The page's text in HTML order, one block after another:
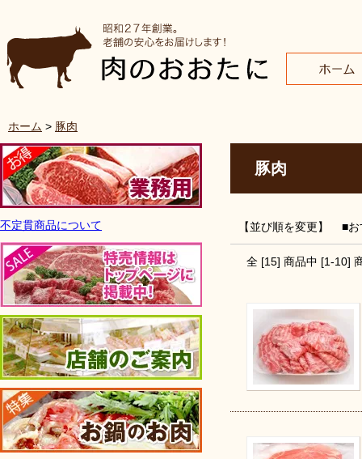
ホーム > 豚肉
豚肉
【並び順を変更】 ■お
全 [15] 商品中 [1-10]
不定貫商品について